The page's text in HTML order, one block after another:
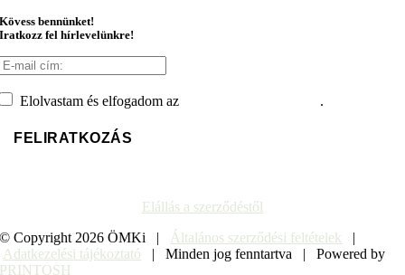
Kövess bennünket!
Iratkozz fel hírlevelünkre!
Elolvastam és elfogadom az .
Elállás a szerződéstől
© Copyright 2026 ÖMKi | Általános szerződési feltételek |
Adatkezelési tájékoztató | Minden jog fenntartva | Powered by
PRINTOSH